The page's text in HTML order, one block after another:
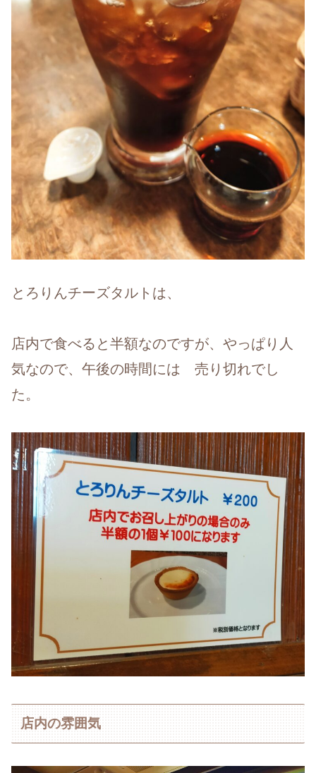
とろりんチーズタルトは、
店内で食べると半額なのですが、やっぱり人
気なので、午後の時間には 売り切れでし
た。
店内の雰囲気